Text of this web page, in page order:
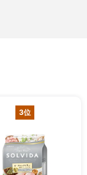
ロール）*ミックス
3位